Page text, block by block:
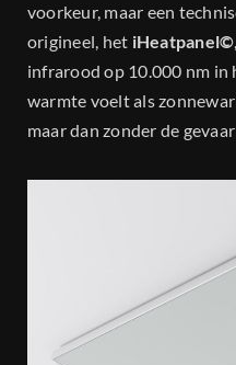
voorkeur, maar een
origineel, het iHeatpanel©
infrarood op 10.000 nm
warmte voelt als
maar dan zonder de